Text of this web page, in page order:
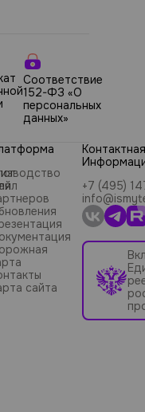
Соответствие
152-ФЗ «О
персональных
данных»
сайта
Контактная
+7 (495)